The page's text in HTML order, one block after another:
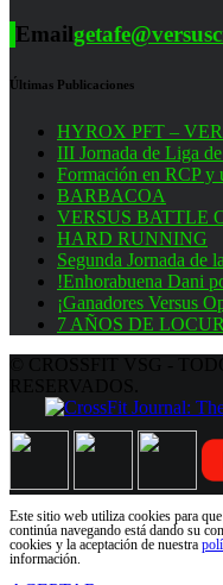
Email
Últimas Publicaciones
HYROX PFT –
III Jornada de Liga
Formación en RCP
BARBACOA
VERSUS BATTLE
HARD RUNNING
Segunda Jornada de
!Enhorabuena Dani
¡Ganadores Versus
7 AÑOS DE
Este sitio web utiliza cookies para
continúa navegando está dando su
cookies y la aceptación de nuestra
información.